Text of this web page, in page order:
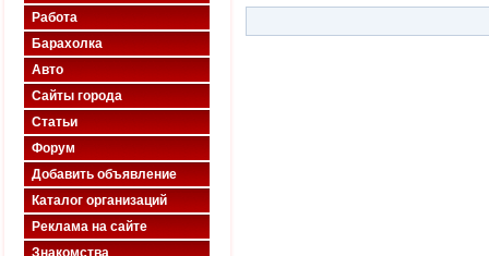
Работа
Барахолка
Авто
Сайты города
Статьи
Форум
Добавить объявление
Каталог организаций
Реклама на сайте
Знакомства